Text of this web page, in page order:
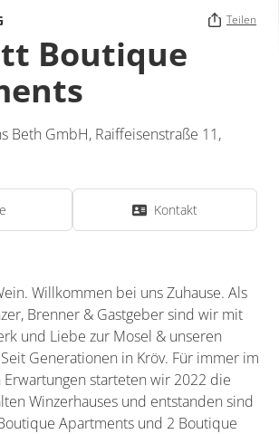
Teilen
Boutique
Beth GmbH, Raiffeisenstraße 11,
Kontakt
Willkommen bei uns Zuhause. Als
Brenner & Gastgeber sind wir mit
und Liebe zur Mosel & unseren
Generationen in Kröv. Für immer im
starteten wir 2022 die
Winzerhauses und entstanden sind
Apartments und 2 Boutique